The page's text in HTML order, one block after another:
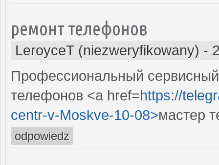
ремонт телефонов
LeroyceT (niezweryfikowany) -
Профессиональный
телефонов <a href=https://
centr-v-Moskve-10-08>мастер
odpowiedz